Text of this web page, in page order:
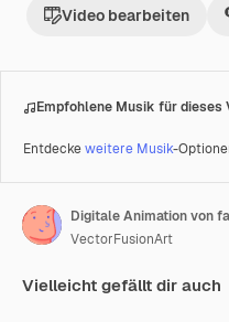
Video bearbeiten
Empfohlene Musik für dieses
Entdeckeweitere Musik-
VectorFusionArt
Vielleicht gefällt dir auch